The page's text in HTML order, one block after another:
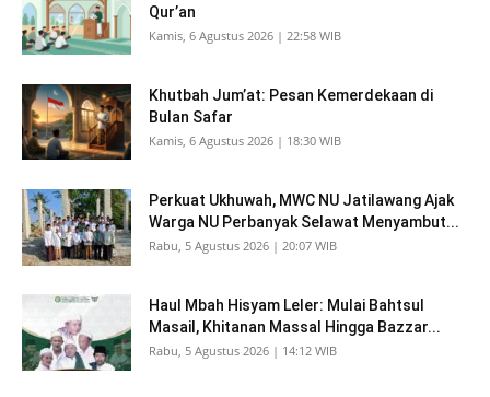
Qur’an
Kamis, 6 Agustus 2026 | 22:58 WIB
Khutbah Jum’at: Pesan Kemerdekaan di
Bulan Safar
Kamis, 6 Agustus 2026 | 18:30 WIB
Perkuat Ukhuwah, MWC NU Jatilawang Ajak
Warga NU Perbanyak Selawat Menyambut...
Rabu, 5 Agustus 2026 | 20:07 WIB
Haul Mbah Hisyam Leler: Mulai Bahtsul
Masail, Khitanan Massal Hingga Bazzar...
Rabu, 5 Agustus 2026 | 14:12 WIB